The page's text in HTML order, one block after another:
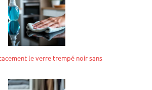
le verre trempé noir sans